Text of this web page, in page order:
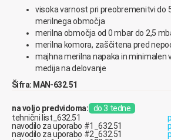
visoka varnost pri preobremenitvi do
merilnega območja
merilna območja od 0 mbar do 2,5
merilna komora, zaščitena pred
majhna merilna napaka in minimalen
medija na delovanje
Šifra: MAN-632.51
na voljo predvidoma: do 3 tedne
tehnični list_632.51
navodilo za uporabo #1_632.51
navodilo za uporabo #2_632.51